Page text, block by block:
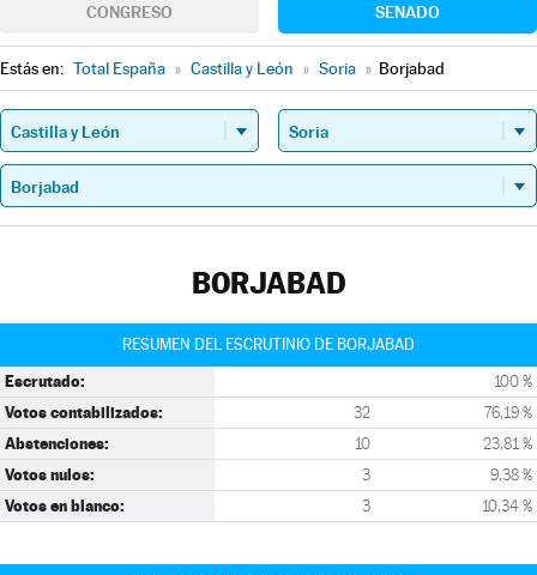
CONGRESO SENADO
Estás en: Total España » Castilla y León » Soria » Borjabad
BORJABAD
RESUMEN DEL ESCRUTINIO DE BORJABAD
Escrutado: 100 %
Votos contabilizados: 32 76,19 %
Abstenciones: 10 23,81 %
Votos nulos: 3 9,38 %
Votos en blanco: 3 10,34 %